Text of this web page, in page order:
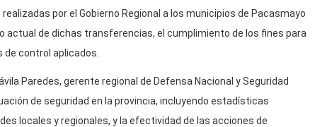
por el Gobierno Regional a los municipios de Pacasmayo
actual de dichas transferencias, el cumplimiento de los fines para
control aplicados.
Paredes, gerente regional de Defensa Nacional y Seguridad
de seguridad en la provincia, incluyendo estadísticas
locales y regionales, y la efectividad de las acciones de